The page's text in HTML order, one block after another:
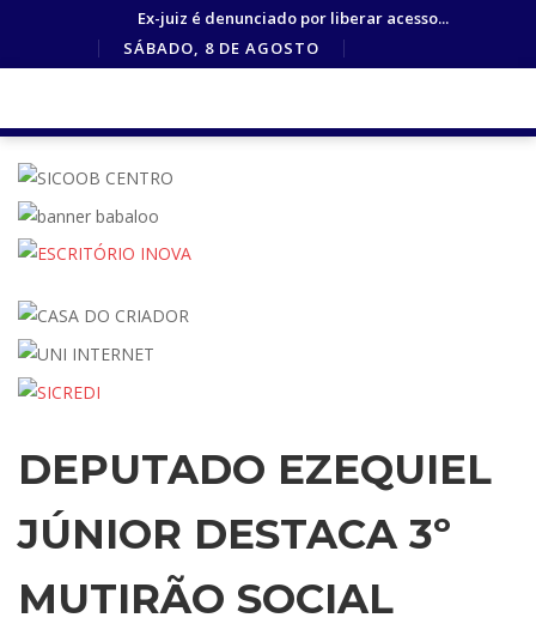
Ex-juiz é denunciado por liberar acesso...
SÁBADO, 8 DE AGOSTO
DEPUTADO EZEQUIEL
JÚNIOR DESTACA 3º
MUTIRÃO SOCIAL